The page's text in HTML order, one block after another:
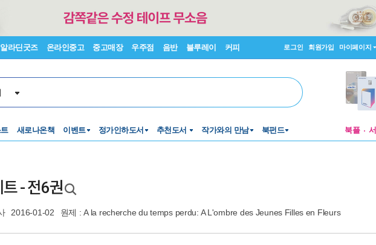
알라딘굿즈 온라인중고 중고매장 우주점 음반 블루레이 커피 로그인 회원가입 마이페이지
새로나온책 이벤트 정가인하도서 추천도서 작가와의 만남 북펀드 북플
- 전6권
2016-01-02 원제 : A la recherche du temps perdu: A L'ombre des Jeunes Filles en Fleurs